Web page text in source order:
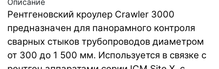
Рентгеновский кроулер Crawler 3000
предназначен для панорамного контроля
сварных стыков трубопроводов диаметром
от 300 до 1 500 мм. Используется в связке с